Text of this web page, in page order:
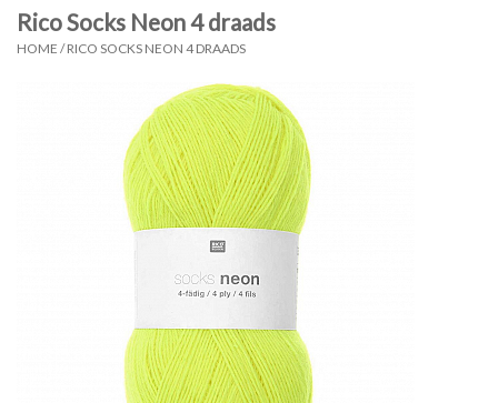
Garen
Gaarne gemaakt
Rico Socks Neon 4 draads
HOME /RICO SOCKS NEON 4 DRAADS